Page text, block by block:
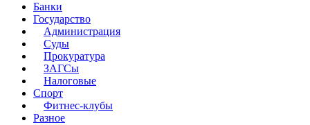
Банки
Государство
Администрация
Суды
Прокуратура
ЗАГСы
Налоговые
Спорт
Фитнес-клубы
Разное